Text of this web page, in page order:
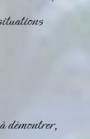
démontrer,